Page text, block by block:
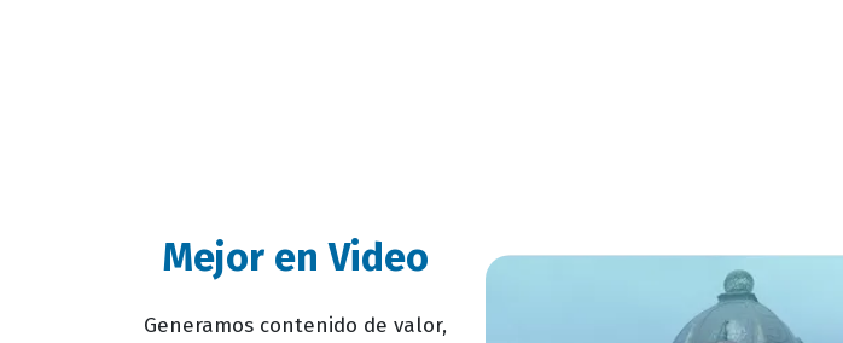
Mejor en Video
Generamos contenido de valor,